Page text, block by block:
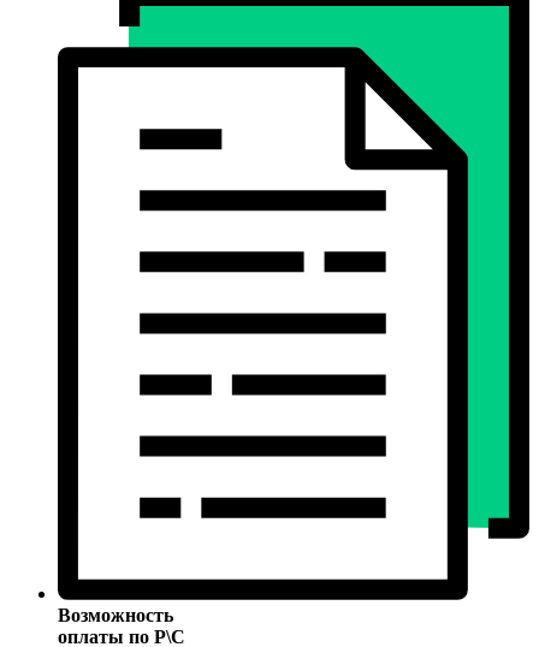
Возможность
оплаты по Р\С